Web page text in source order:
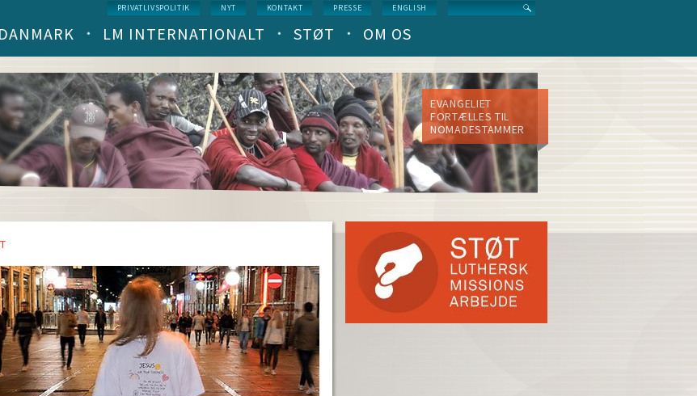
Service
menu
PRIVATLIVSPOLITIK NYT KONTAKT PRESSE ENGLISH
LM INTERNATIONALT STØT OM OS
EVANGELIET
FORTÆLLES TIL
NOMADESTAMMER